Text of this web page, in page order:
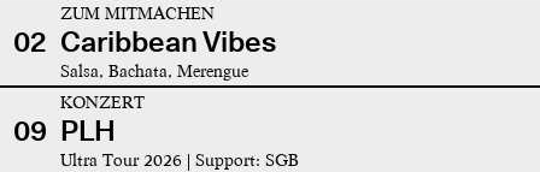
02
ZUM MITMACHEN
Caribbean Vibes
Salsa, Bachata, Merengue
09
KONZERT
PLH
Ultra Tour 2026 | Support: SGB